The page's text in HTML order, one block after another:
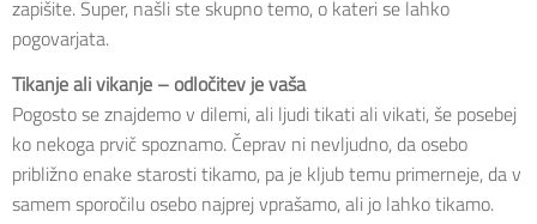
zapišite. Super, našli ste skupno temo, o kateri se lahko
pogovarjata.
Tikanje ali vikanje – odločitev je vaša
Pogosto se znajdemo v dilemi, ali ljudi tikati ali vikati, še posebej
ko nekoga prvič spoznamo. Čeprav ni nevljudno, da osebo
približno enake starosti tikamo, pa je kljub temu primerneje, da v
samem sporočilu osebo najprej vprašamo, ali jo lahko tikamo.